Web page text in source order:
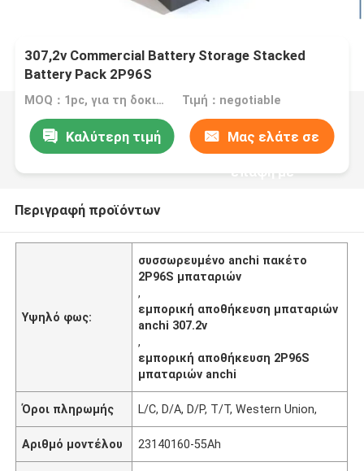
307,2v Commercial Battery Storage Stacked
Battery Pack 2P96S
MOQ：1pc, για τη δοκιμή δειγμάτων Τιμή：negotiable
Καλύτερη τιμή Μας ελάτε σε
επαφή με
Περιγραφή προϊόντων
Υψηλό φως:
συσσωρευμένο anchi πακέτο
2P96S μπαταριών
,
εμπορική αποθήκευση μπαταριών
anchi 307.2v
,
εμπορική αποθήκευση 2P96S
μπαταριών anchi
Όροι πληρωμής L/C, D/A, D/P, T/T, Western Union,
Αριθμό μοντέλου 23140160-55Ah